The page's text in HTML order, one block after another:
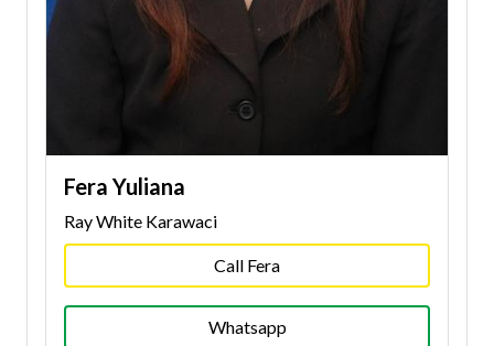
Fera Yuliana
Ray White Karawaci
Call Fera
Whatsapp